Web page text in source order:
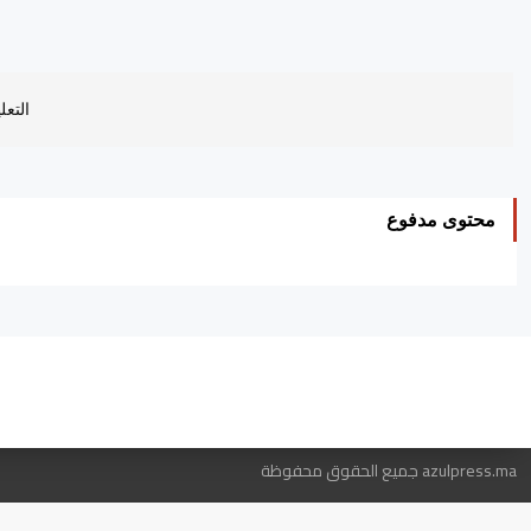
محتوى مدفوع
azulpress.ma جميع الحقوق محفوظة